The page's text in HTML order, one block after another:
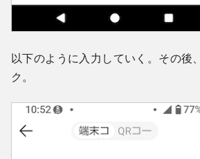
以下のように入力していく。その後
ク。